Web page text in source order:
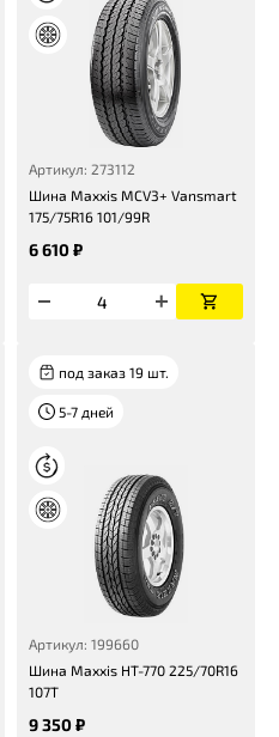
Артикул: 273112
Шина Maxxis MCV3+ Vansmart
175/75R16 101/99R
6 610 ₽
под заказ 19 шт.
5-7 дней
Артикул: 199660
Шина Maxxis НТ-770 225/70R16
107T
9 350 ₽